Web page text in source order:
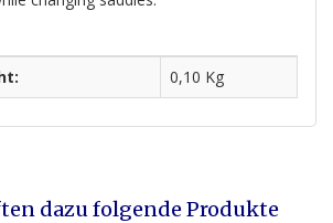
0,10 Kg
dazu folgende Produkte